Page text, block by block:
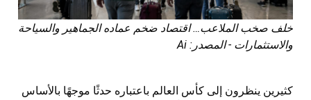
خلف صخب الملاعب… اقتصاد ضخم عماده الجماهير والسياحة
والاستثمارات - المصدر: Ai
كثيرين ينظرون إلى كأس العالم باعتباره حدثًا موجهًا بالأساس